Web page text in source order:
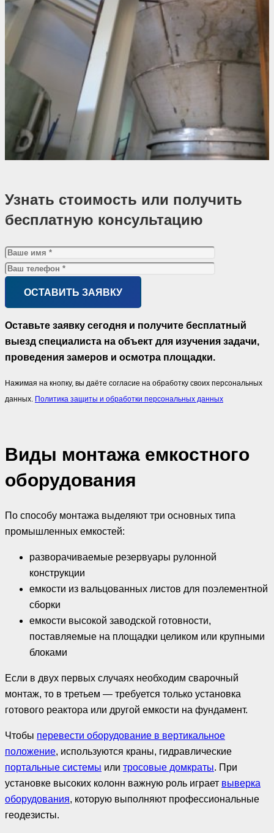
Узнать стоимость или получить
бесплатную консультацию
Оставьте заявку сегодня и получите бесплатный
выезд специалиста на объект для изучения задачи,
проведения замеров и осмотра площадки.
Нажимая на кнопку, вы даёте согласие на обработку своих персональных
данных. Политика защиты и обработки персональных данных
Виды монтажа емкостного
оборудования
По способу монтажа выделяют три основных типа
промышленных емкостей:
разворачиваемые резервуары рулонной
конструкции
емкости из вальцованных листов для поэлементной
сборки
емкости высокой заводской готовности,
поставляемые на площадки целиком или крупными
блоками
Если в двух первых случаях необходим сварочный
монтаж, то в третьем — требуется только установка
готового реактора или другой емкости на фундамент.
Чтобы перевести оборудование в вертикальное
положение, используются краны, гидравлические
портальные системы или тросовые домкраты. При
установке высоких колонн важную роль играет выверка
оборудования, которую выполняют профессиональные
геодезисты.